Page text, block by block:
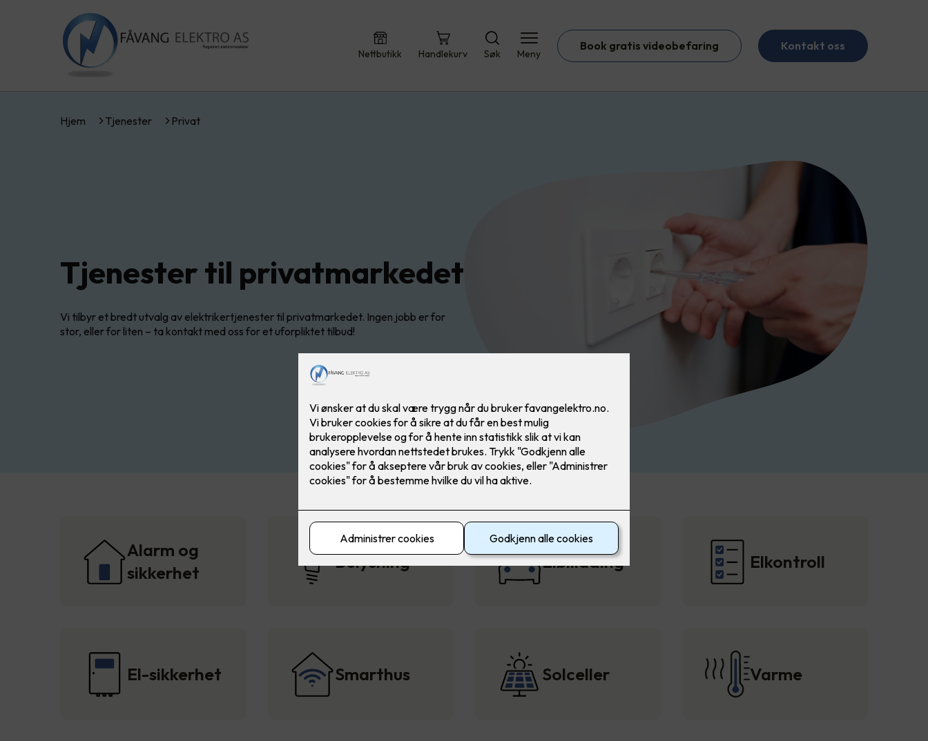
Nettbutikk Handlekurv Søk Meny
Book gratis videobefaring Kontakt oss
Hjem Tjenester Privat
Tjenester til privatmarkedet
Vi tilbyr et bredt utvalg av elektrikertjenester til privatmarkedet. Ingen jobb er for
stor, eller for liten – ta kontakt med oss for et uforpliktet tilbud!
Alarm og
sikkerhet
Belysning Elbillading Elkontroll
El-sikkerhet Smarthus Solceller Varme